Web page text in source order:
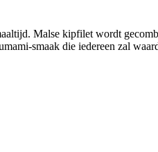
Malse kipfilet wordt
smaak die iedereen zal